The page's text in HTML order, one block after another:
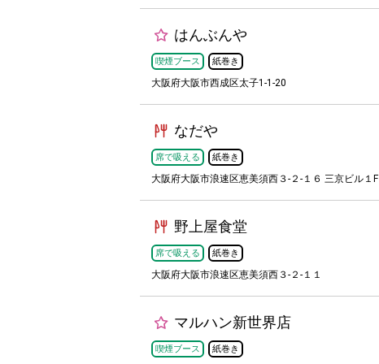
はんぶんや
喫煙ブース 紙巻き
大阪府大阪市西成区太子1-1-20
なだや
席で吸える 紙巻き
大阪府大阪市浪速区恵美須西３-２-１６ 三京ビル１F
野上屋食堂
席で吸える 紙巻き
大阪府大阪市浪速区恵美須西３-２-１１
マルハン新世界店
喫煙ブース 紙巻き